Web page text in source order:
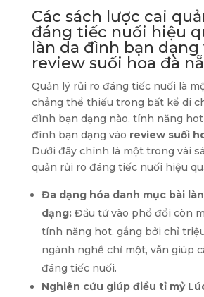
Các sách lược cai
đáng tiếc nuối hiệu
làn da đình bạn dạng
review suối hoa đà
Quản lý rủi ro đáng tiếc nuối là
chẳng thể thiếu trong bất kể di
đình bạn dạng nào, tính năng hot
đình bạn dạng vào review suối
Dưới đây chính là một trong vài
quản rủi ro đáng tiếc nuối hiệu
Đa dạng hóa danh mục bài
dạng:Đầu tứ vào phổ đổi còn
tính năng hot, gắng bởi chỉ
ngành nghề chỉ một, vẫn giúp
đáng tiếc nuối.
Nghiên cứu giúp điều tỉ mỷ